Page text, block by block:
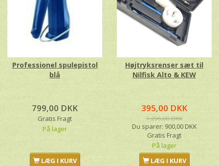
Professionel spulepistol
blå
799,00 DKK
Gratis Fragt
På lager
LÆG I KURV
Højtryksrenser sæt til
Nilfisk Alto & KEW
395,00 DKK
1.295,00 DKK
Du sparer: 900,00 DKK
Gratis Fragt
På lager
LÆG I KURV